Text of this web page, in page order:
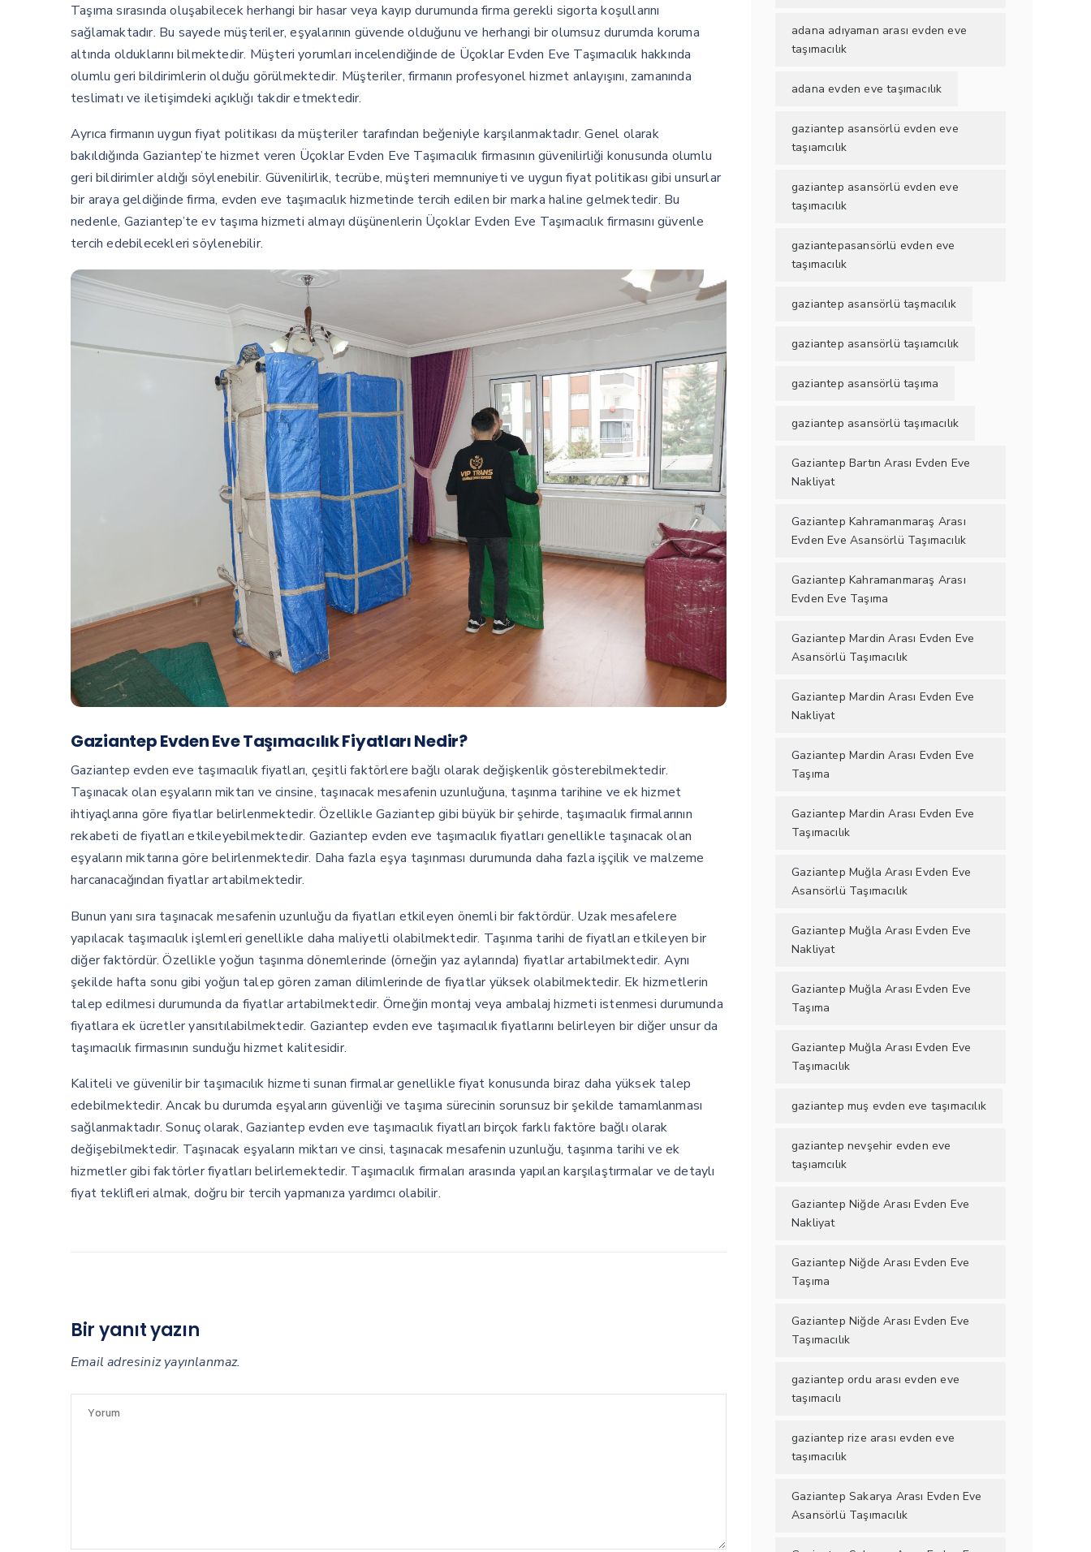
Taşıma sırasında oluşabilecek herhangi bir hasar veya kayıp durumunda firma gerekli sigorta koşullarını
sağlamaktadır. Bu sayede müşteriler, eşyalarının güvende olduğunu ve herhangi bir olumsuz durumda koruma
altında olduklarını bilmektedir. Müşteri yorumları incelendiğinde de Üçoklar Evden Eve Taşımacılık hakkında
olumlu geri bildirimlerin olduğu görülmektedir. Müşteriler, firmanın profesyonel hizmet anlayışını, zamanında
teslimatı ve iletişimdeki açıklığı takdir etmektedir.
Ayrıca firmanın uygun fiyat politikası da müşteriler tarafından beğeniyle karşılanmaktadır. Genel olarak
bakıldığında Gaziantep’te hizmet veren Üçoklar Evden Eve Taşımacılık firmasının güvenilirliği konusunda olumlu
geri bildirimler aldığı söylenebilir. Güvenilirlik, tecrübe, müşteri memnuniyeti ve uygun fiyat politikası gibi unsurlar
bir araya geldiğinde firma, evden eve taşımacılık hizmetinde tercih edilen bir marka haline gelmektedir. Bu
nedenle, Gaziantep’te ev taşıma hizmeti almayı düşünenlerin Üçoklar Evden Eve Taşımacılık firmasını güvenle
tercih edebilecekleri söylenebilir.
Gaziantep Evden Eve Taşımacılık Fiyatları Nedir?
Gaziantep evden eve taşımacılık fiyatları, çeşitli faktörlere bağlı olarak değişkenlik gösterebilmektedir.
Taşınacak olan eşyaların miktarı ve cinsine, taşınacak mesafenin uzunluğuna, taşınma tarihine ve ek hizmet
ihtiyaçlarına göre fiyatlar belirlenmektedir. Özellikle Gaziantep gibi büyük bir şehirde, taşımacılık firmalarının
rekabeti de fiyatları etkileyebilmektedir. Gaziantep evden eve taşımacılık fiyatları genellikle taşınacak olan
eşyaların miktarına göre belirlenmektedir. Daha fazla eşya taşınması durumunda daha fazla işçilik ve malzeme
harcanacağından fiyatlar artabilmektedir.
Bunun yanı sıra taşınacak mesafenin uzunluğu da fiyatları etkileyen önemli bir faktördür. Uzak mesafelere
yapılacak taşımacılık işlemleri genellikle daha maliyetli olabilmektedir. Taşınma tarihi de fiyatları etkileyen bir
diğer faktördür. Özellikle yoğun taşınma dönemlerinde (örneğin yaz aylarında) fiyatlar artabilmektedir. Aynı
şekilde hafta sonu gibi yoğun talep gören zaman dilimlerinde de fiyatlar yüksek olabilmektedir. Ek hizmetlerin
talep edilmesi durumunda da fiyatlar artabilmektedir. Örneğin montaj veya ambalaj hizmeti istenmesi durumunda
fiyatlara ek ücretler yansıtılabilmektedir. Gaziantep evden eve taşımacılık fiyatlarını belirleyen bir diğer unsur da
taşımacılık firmasının sunduğu hizmet kalitesidir.
Kaliteli ve güvenilir bir taşımacılık hizmeti sunan firmalar genellikle fiyat konusunda biraz daha yüksek talep
edebilmektedir. Ancak bu durumda eşyaların güvenliği ve taşıma sürecinin sorunsuz bir şekilde tamamlanması
sağlanmaktadır. Sonuç olarak, Gaziantep evden eve taşımacılık fiyatları birçok farklı faktöre bağlı olarak
değişebilmektedir. Taşınacak eşyaların miktarı ve cinsi, taşınacak mesafenin uzunluğu, taşınma tarihi ve ek
hizmetler gibi faktörler fiyatları belirlemektedir. Taşımacılık firmaları arasında yapılan karşılaştırmalar ve detaylı
fiyat teklifleri almak, doğru bir tercih yapmanıza yardımcı olabilir.
Bir yanıt yazın
Email adresiniz yayınlanmaz.
adana adıyaman arası evden eve
taşımacılık
adana evden eve taşımacılık
gaziantep asansörlü evden eve
taşıamcılık
gaziantep asansörlü evden eve
taşımacılık
gaziantepasansörlü evden eve
taşımacılık
gaziantep asansörlü taşmacılık
gaziantep asansörlü taşıamcılık
gaziantep asansörlü taşıma
gaziantep asansörlü taşımacılık
Gaziantep Bartın Arası Evden Eve
Nakliyat
Gaziantep Kahramanmaraş Arası
Evden Eve Asansörlü Taşımacılık
Gaziantep Kahramanmaraş Arası
Evden Eve Taşıma
Gaziantep Mardin Arası Evden Eve
Asansörlü Taşımacılık
Gaziantep Mardin Arası Evden Eve
Nakliyat
Gaziantep Mardin Arası Evden Eve
Taşıma
Gaziantep Mardin Arası Evden Eve
Taşımacılık
Gaziantep Muğla Arası Evden Eve
Asansörlü Taşımacılık
Gaziantep Muğla Arası Evden Eve
Nakliyat
Gaziantep Muğla Arası Evden Eve
Taşıma
Gaziantep Muğla Arası Evden Eve
Taşımacılık
gaziantep muş evden eve taşımacılık
gaziantep nevşehir evden eve
taşıamcılık
Gaziantep Niğde Arası Evden Eve
Nakliyat
Gaziantep Niğde Arası Evden Eve
Taşıma
Gaziantep Niğde Arası Evden Eve
Taşımacılık
gaziantep ordu arası evden eve
taşımacılı
gaziantep rize arası evden eve
taşımacılık
Gaziantep Sakarya Arası Evden Eve
Asansörlü Taşımacılık